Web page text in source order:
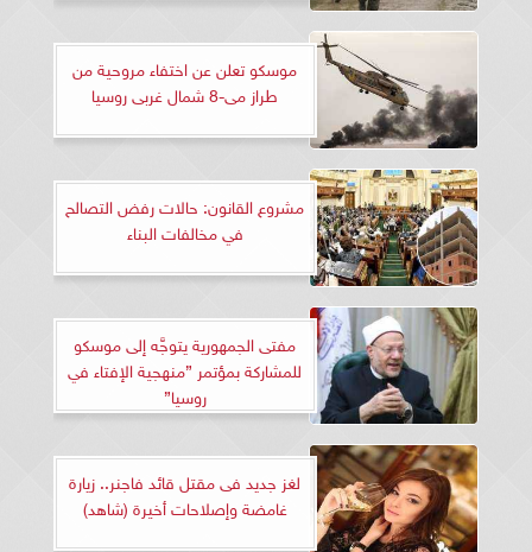
موسكو تعلن عن اختفاء مروحية من
طراز مى-8 شمال غربى روسيا
مشروع القانون: حالات رفض التصالح
في مخالفات البناء
مفتى الجمهورية يتوجَّه إلى موسكو
للمشاركة بمؤتمر ”منهجية الإفتاء في
روسيا”
لغز جديد فى مقتل قائد فاجنر.. زيارة
غامضة وإصلاحات أخيرة (شاهد)